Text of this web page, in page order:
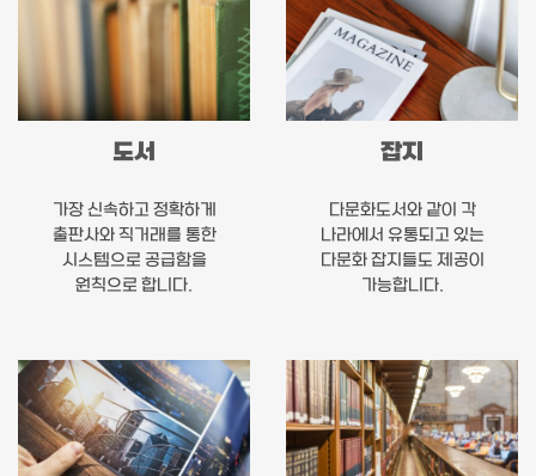
도서
가장 신속하고 정확하게
출판사와 직거래를 통한
시스템으로 공급함을
원칙으로 합니다.
잡지
다문화도서와 같이 각
나라에서 유통되고 있는
다문화 잡지들도 제공이
가능합니다.